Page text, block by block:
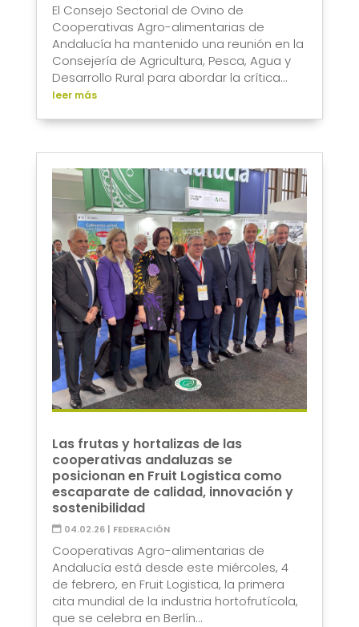
El Consejo Sectorial de Ovino de
Cooperativas Agro-alimentarias de
Andalucía ha mantenido una reunión en la
Consejería de Agricultura, Pesca, Agua y
Desarrollo Rural para abordar la crítica...
leer más
Las frutas y hortalizas de las
cooperativas andaluzas se
posicionan en Fruit Logistica como
escaparate de calidad, innovación y
sostenibilidad
04.02.26| FEDERACIÓN
Cooperativas Agro-alimentarias de
Andalucía está desde este miércoles, 4
de febrero, en Fruit Logistica, la primera
cita mundial de la industria hortofrutícola,
que se celebra en Berlín...